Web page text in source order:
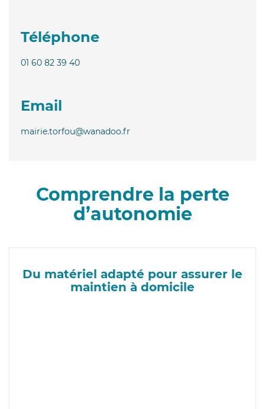
Téléphone
01 60 82 39 40
Email
mairie.torfou@wanadoo.fr
Comprendre la perte
d’autonomie
Du matériel adapté pour assurer le
maintien à domicile